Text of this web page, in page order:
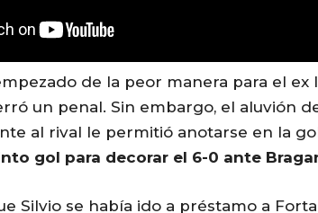
de la peor manera para el ex
un penal. Sin embargo, el aluvión
al rival le permitió anotarse en la
gol para decorar el 6-0 ante
Silvio se había ido a préstamo a